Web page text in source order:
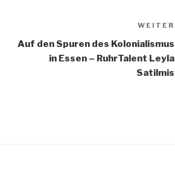
WEITER
Auf den Spuren des Kolonialismus
in Essen – RuhrTalent Leyla
Satilmis